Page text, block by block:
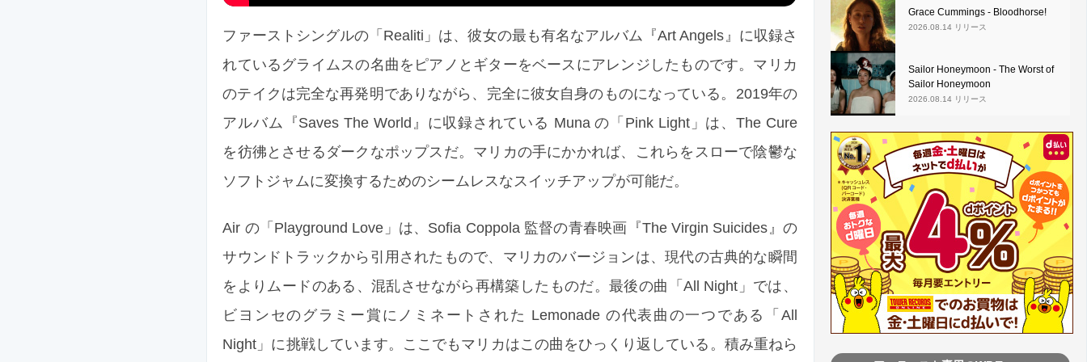
ファーストシングルの「Realiti」は、彼女の最も有名なアルバム『Art Angels』に収録さ
れているグライムスの名曲をピアノとギターをベースにアレンジしたものです。マリカ
のテイクは完全な再発明でありながら、完全に彼女自身のものになっている。2019年の
アルバム『Saves The World』に収録されている Muna の「Pink Light」は、The Cure
を彷彿とさせるダークなポップスだ。マリカの手にかかれば、これらをスローで陰鬱な
ソフトジャムに変換するためのシームレスなスイッチアップが可能だ。
Air の「Playground Love」は、Sofia Coppola 監督の青春映画『The Virgin Suicides』の
サウンドトラックから引用されたもので、マリカのバージョンは、現代の古典的な瞬間
をよりムードのある、混乱させながら再構築したものだ。最後の曲「All Night」では、
ビヨンセのグラミー賞にノミネートされた Lemonade の代表曲の一つである「All
Night」に挑戦しています。ここでもマリカはこの曲をひっくり返している。積み重ねら
Grace Cummings - Bloodhorse!
2026.08.14 リリース
Sailor Honeymoon - The Worst of
Sailor Honeymoon
2026.08.14 リリース